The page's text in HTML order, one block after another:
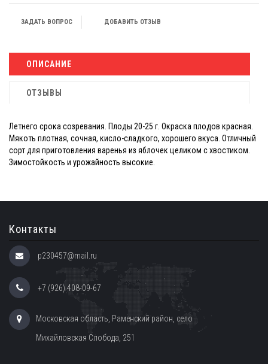
ЗАДАТЬ ВОПРОС ДОБАВИТЬ ОТЗЫВ
ОПИСАНИЕ
ОТЗЫВЫ
Летнего срока созревания. Плоды 20-25 г. Окраска плодов красная.
Мякоть плотная, сочная, кисло-сладкого, хорошего вкуса. Отличный
сорт для приготовления варенья из яблочек целиком с хвостиком.
Зимостойкость и урожайность высокие.
Контакты
p230457@mail.ru
+7 (926) 408-09-67
Московская область, Раменский район, село
Михайловская Слобода, 251